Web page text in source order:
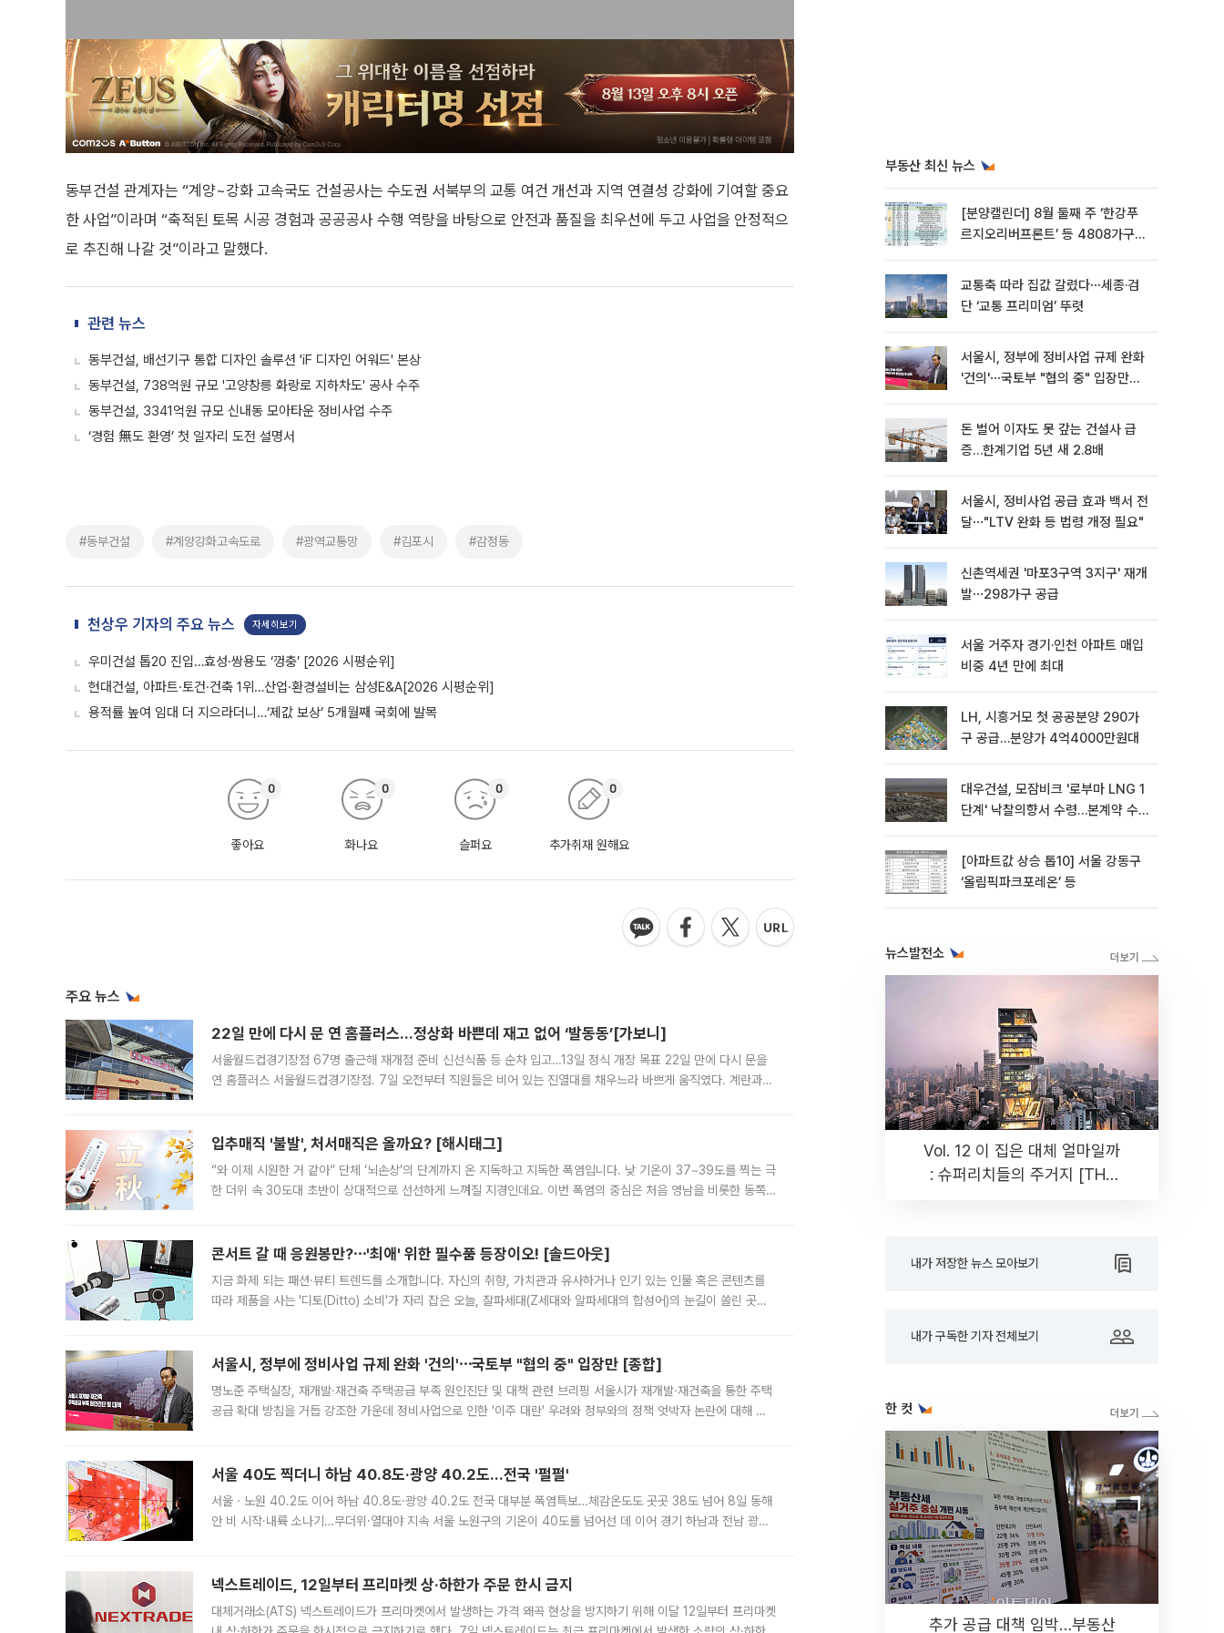
동부건설 관계자는 “계양~강화 고속국도 건설공사는 수도권 서북부의 교통 여건 개선과 지역 연결성 강화에 기여할 중요
한 사업”이라며 “축적된 토목 시공 경험과 공공공사 수행 역량을 바탕으로 안전과 품질을 최우선에 두고 사업을 안정적으
로 추진해 나갈 것”이라고 말했다.
관련 뉴스
동부건설, 배선기구 통합 디자인 솔루션 'iF 디자인 어워드' 본상
동부건설, 738억원 규모 '고양창릉 화랑로 지하차도' 공사 수주
동부건설, 3341억원 규모 신내동 모아타운 정비사업 수주
‘경험 無도 환영’ 첫 일자리 도전 설명서
#동부건설 #계양강화고속도로 #광역교통망 #김포시 #감정동
천상우 기자의 주요 뉴스 자세히보기
우미건설 톱20 진입…효성·쌍용도 ‘껑충’ [2026 시평순위]
현대건설, 아파트·토건·건축 1위…산업·환경설비는 삼성E&A[2026 시평순위]
용적률 높여 임대 더 지으라더니…‘제값 보상’ 5개월째 국회에 발목
좋아요
0
화나요
0
슬퍼요
0
추가취재 원해요
0
주요 뉴스
22일 만에 다시 문 연 홈플러스…정상화 바쁜데 재고 없어 ‘발동동’[가보니]
서울월드컵경기장점 67명 출근해 재개점 준비 신선식품 등 순차 입고…13일 정식 개장 목표 22일 만에 다시 문을
연 홈플러스 서울월드컵경기장점. 7일 오전부터 직원들은 비어 있는 진열대를 채우느라 바쁘게 움직였다. 계란과
입추매직 '불발', 처서매직은 올까요? [해시태그]
“와 이제 시원한 거 같아” 단체 ‘뇌손상’의 단계까지 온 지독하고 지독한 폭염입니다. 낮 기온이 37~39도를 찍는 극
한 더위 속 30도대 초반이 상대적으로 선선하게 느껴질 지경인데요. 이번 폭염의 중심은 처음 영남을 비롯한 동쪽
콘서트 갈 때 응원봉만?⋯'최애' 위한 필수품 등장이오! [솔드아웃]
지금 화제 되는 패션·뷰티 트렌드를 소개합니다. 자신의 취향, 가치관과 유사하거나 인기 있는 인물 혹은 콘텐츠를
따라 제품을 사는 '디토(Ditto) 소비'가 자리 잡은 오늘, 잘파세대(Z세대와 알파세대의 합성어)의 눈길이 쏠린 곳은
서울시, 정부에 정비사업 규제 완화 '건의'⋯국토부 "협의 중" 입장만 [종합]
명노준 주택실장, 재개발·재건축 주택공급 부족 원인진단 및 대책 관련 브리핑 서울시가 재개발·재건축을 통한 주택
공급 확대 방침을 거듭 강조한 가운데 정비사업으로 인한 '이주 대란' 우려와 정부와의 정책 엇박자 논란에 대해 정
서울 40도 찍더니 하남 40.8도·광양 40.2도…전국 '펄펄'
서울ㆍ노원 40.2도 이어 하남 40.8도·광양 40.2도 전국 대부분 폭염특보…체감온도도 곳곳 38도 넘어 8일 동해
안 비 시작·내륙 소나기…무더위·열대야 지속 서울 노원구의 기온이 40도를 넘어선 데 이어 경기 하남과 전남 광양
넥스트레이드, 12일부터 프리마켓 상·하한가 주문 한시 금지
대체거래소(ATS) 넥스트레이드가 프리마켓에서 발생하는 가격 왜곡 현상을 방지하기 위해 이달 12일부터 프리마켓
부동산 최신 뉴스
[분양캘린더] 8월 둘째 주 ‘한강푸
르지오리버프론트’ 등 4808가구
교통축 따라 집값 갈렸다⋯세종·검
단 ‘교통 프리미엄’ 뚜렷
서울시, 정부에 정비사업 규제 완화
'건의'⋯국토부 "협의 중" 입장만
돈 벌어 이자도 못 갚는 건설사 급
증…한계기업 5년 새 2.8배
서울시, 정비사업 공급 효과 백서 전
달⋯"LTV 완화 등 법령 개정 필요"
신촌역세권 '마포3구역 3지구' 재개
발⋯298가구 공급
서울 거주자 경기·인천 아파트 매입
비중 4년 만에 최대
LH, 시흥거모 첫 공공분양 290가
구 공급…분양가 4억4000만원대
대우건설, 모잠비크 '로부마 LNG 1
단계' 낙찰의향서 수령…본계약 수
[아파트값 상승 톱10] 서울 강동구
‘올림픽파크포레온’ 등
뉴스발전소
Vol. 12 이 집은 대체 얼마일까
: 슈퍼리치들의 주거지 [THE
내가 저장한 뉴스 모아보기
내가 구독한 기자 전체보기
한 컷
추가 공급 대책 임박…부동산